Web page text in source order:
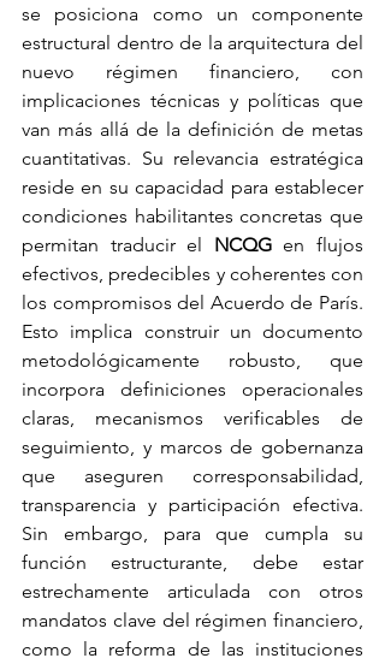
se posiciona como un componente
estructural dentro de la arquitectura del
nuevo régimen financiero, con
implicaciones técnicas y políticas que
van más allá de la definición de metas
cuantitativas. Su relevancia estratégica
reside en su capacidad para establecer
condiciones habilitantes concretas que
permitan traducir el NCQG en flujos
efectivos, predecibles y coherentes con
los compromisos del Acuerdo de París.
Esto implica construir un documento
metodológicamente robusto, que
incorpora definiciones operacionales
claras, mecanismos verificables de
seguimiento, y marcos de gobernanza
que aseguren corresponsabilidad,
transparencia y participación efectiva.
Sin embargo, para que cumpla su
función estructurante, debe estar
estrechamente articulada con otros
mandatos clave del régimen financiero,
como la reforma de las instituciones